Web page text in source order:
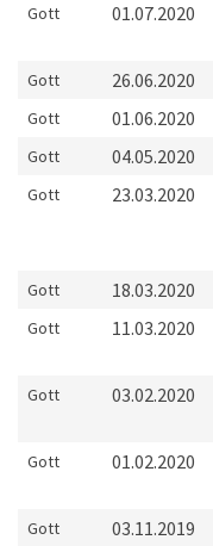
Gott 01.07.2020
Gott 26.06.2020
Gott 01.06.2020
Gott 04.05.2020
Gott 23.03.2020
Gott 18.03.2020
Gott 11.03.2020
Gott 03.02.2020
Gott 01.02.2020
Gott 03.11.2019